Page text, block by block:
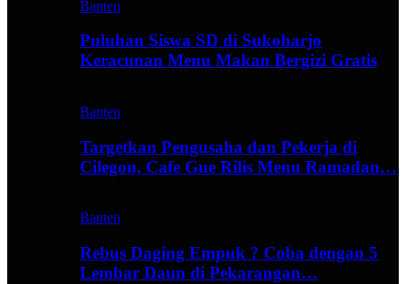
Banten
Puluhan Siswa SD di Sukoharjo
Keracunan Menu Makan Bergizi Gratis
Banten
Targetkan Pengusaha dan Pekerja di
Cilegon, Cafe Gue Rilis Menu Ramadan…
Banten
Rebus Daging Empuk ? Coba dengan 5
Lembar Daun di Pekarangan…